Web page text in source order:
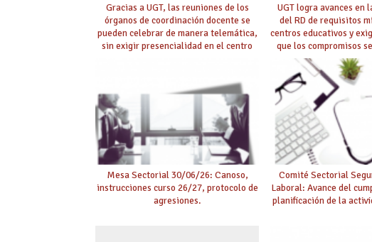
Gracias a UGT, las reuniones de los
órganos de coordinación docente se
pueden celebrar de manera telemática,
sin exigir presencialidad en el centro
UGT logra avances en
del RD de requisitos
centros educativos y
que los compromisos
con la mayor
Mesa Sectorial 30/06/26: Canoso,
instrucciones curso 26/27, protocolo de
agresiones.
Comité Sectorial
Laboral: Avance del
planificación de la